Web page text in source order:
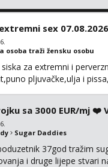
sex
osoba traži žensku osobu
za extremni i
pljuvačke,ulja i
sa 3000 EUR/mj ❤️
Sugar Daddies
37god tražim
i druge lijepe stvari